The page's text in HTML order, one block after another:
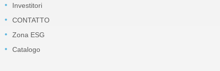
Investitori
CONTATTO
Zona ESG
Catalogo